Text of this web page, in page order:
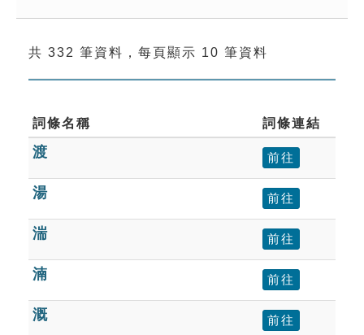
成語故事
索引選單
單字索引
生命大百科索引
遊戲專區
教學應用
貓頭鷹博士
共 332 筆資料，每頁顯示 10 筆資料
詞條名稱 詞條連結
渡 前往
湯 前往
湍 前往
湳 前往
溉 前往